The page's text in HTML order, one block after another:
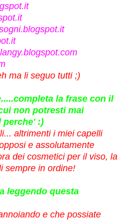
ma li seguo tutti ;)
la frase con il
non potresti mai
perche' :)
altrimenti i miei capelli
e assolutamente
dei cosmetici per il viso, la
sempre in ordine!
leggendo questa
e che possiate